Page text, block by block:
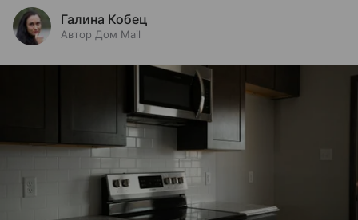
Галина Кобец
Автор Дом Mail